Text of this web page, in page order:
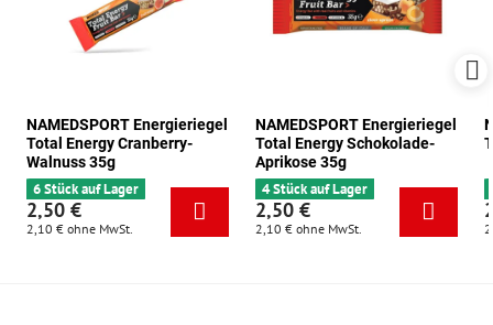
NAMEDSPORT Energieriegel
Total Energy Cranberry-
Walnuss 35g
6 Stück auf Lager
2,50 €
2,10 € ohne MwSt.
NAMEDSPORT Energieriegel
Total Energy Schokolade-
Aprikose 35g
4 Stück auf Lager
2,50 €
2,10 € ohne MwSt.